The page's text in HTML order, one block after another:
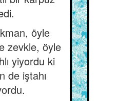
öyle
zevkle, öyle
yiyordu ki
de iştahı